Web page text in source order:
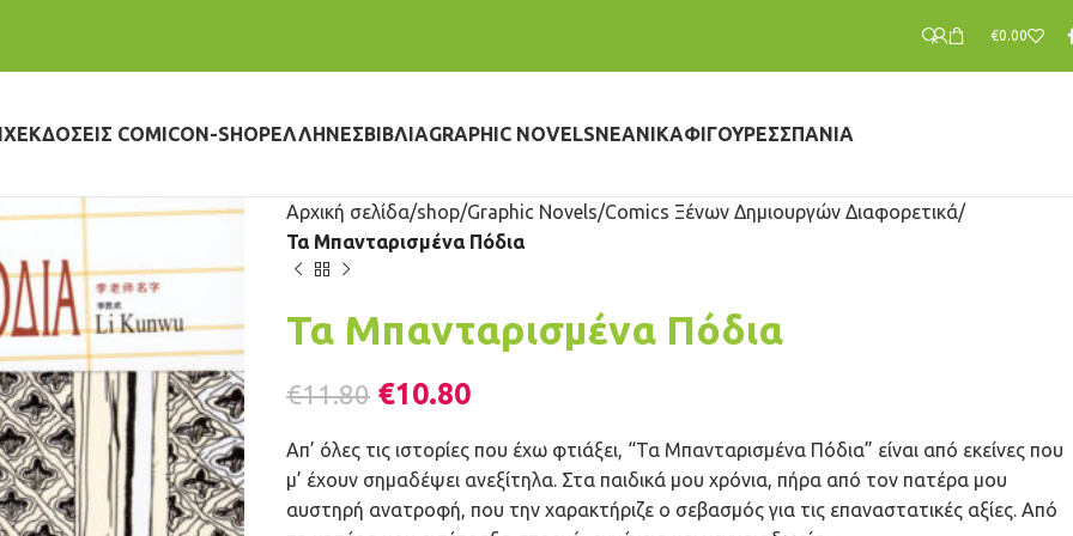
€0.00
ΕΚΔΌΣΕΙΣ COMICON-SHOPΈΛΛΗΝΕΣΒΙΒΛΊΑGRAPHIC NOVELSΝΕΑΝΙΚΆΦΙΓΟΎΡΕΣΣΠΆΝΙΑ
Αρχική σελίδα shop Graphic Novels Comics Ξένων Δημιουργών Διαφορετικά
Τα Μπανταρισμένα Πόδια
Τα Μπανταρισμένα Πόδια
€11.80 €10.80
Απ’ όλες τις ιστορίες που έχω φτιάξει, “Τα Μπανταρισμένα Πόδια” είναι από εκείνες που
μ’ έχουν σημαδέψει ανεξίτηλα. Στα παιδικά μου χρόνια, πήρα από τον πατέρα μου
αυστηρή ανατροφή, που την χαρακτήριζε ο σεβασμός για τις επαναστατικές αξίες. Από